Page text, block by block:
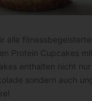
alle
Protein Cupcakes
enthalten nicht
sondern auch